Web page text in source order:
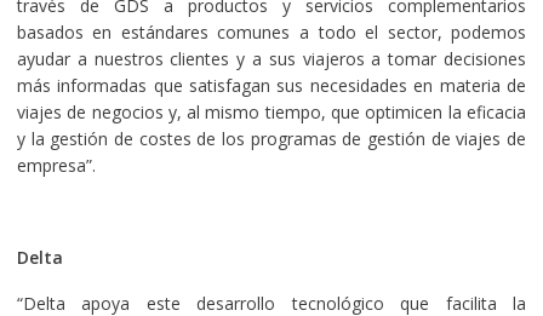
través de GDS a productos y servicios complementarios
basados en estándares comunes a todo el sector, podemos
ayudar a nuestros clientes y a sus viajeros a tomar decisiones
más informadas que satisfagan sus necesidades en materia de
viajes de negocios y, al mismo tiempo, que optimicen la eficacia
y la gestión de costes de los programas de gestión de viajes de
empresa”.
Delta
“Delta apoya este desarrollo tecnológico que facilita la